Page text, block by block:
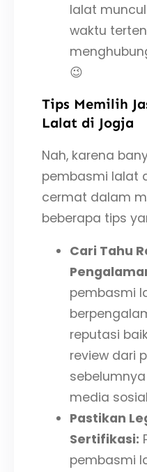
lalat
waktu
😉
Tips Memilih
Lalat di Jogja
Nah, karena
pembasmi lalat
cermat dalam
beberapa tips
Cari Tahu
pembasmi
reputasi
review dari
media
Pastikan
Sertifikasi:
pembasmi